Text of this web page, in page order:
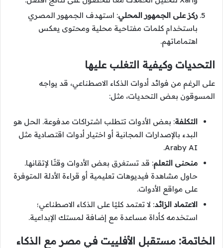
ركز على الجمهور المحلي: استهدف الجمهور المصري
باستخدام كلمات مفتاحية محلية ومحتوى يعكس
اهتماماتهم.
التحديات وكيفية التغلب عليها
على الرغم من فوائد أدوات الذكاء الاصطناعي، قد يواجه
المسوقون بعض التحديات، مثل:
التكلفة: بعض الأدوات تتطلب اشتراكات مدفوعة. الحل هو
البدء بالإصدارات المجانية أو اختيار أدوات اقتصادية مثل
Araby AI.
منحنى التعلم: قد تستغرق بعض الأدوات وقتًا لإتقانها.
حاول مشاهدة فيديوهات تعليمية أو قراءة الأدلة المتوفرة
على مواقع الأدوات.
الاعتماد الزائد: لا تعتمد كليًا على الذكاء الاصطناعي؛
استخدمه كأداة مساعدة مع إضافة لمستك الإبداعية.
الخاتمة: مستقبل الأفلييت في مصر مع الذكاء